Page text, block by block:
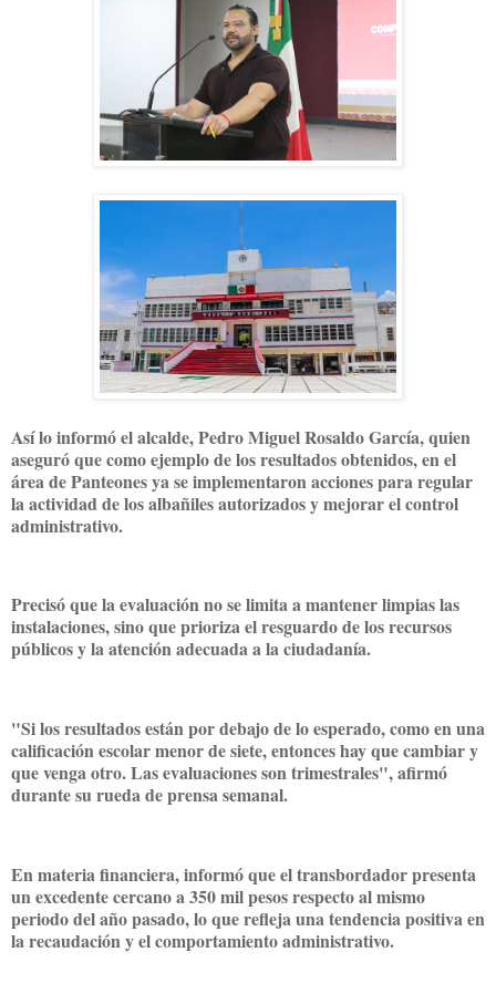
Así lo informó el alcalde, Pedro Miguel Rosaldo García, quien
aseguró que como ejemplo de los resultados obtenidos, en el
área de Panteones ya se implementaron acciones para regular
la actividad de los albañiles autorizados y mejorar el control
administrativo.
Precisó que la evaluación no se limita a mantener limpias las
instalaciones, sino que prioriza el resguardo de los recursos
públicos y la atención adecuada a la ciudadanía.
"Si los resultados están por debajo de lo esperado, como en una
calificación escolar menor de siete, entonces hay que cambiar y
que venga otro. Las evaluaciones son trimestrales", afirmó
durante su rueda de prensa semanal.
En materia financiera, informó que el transbordador presenta
un excedente cercano a 350 mil pesos respecto al mismo
periodo del año pasado, lo que refleja una tendencia positiva en
la recaudación y el comportamiento administrativo.